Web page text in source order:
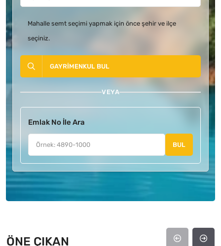
Mahalle semt seçimi yapmak için önce şehir ve ilçe
seçiniz.
GAYRIMENKUL BUL
VEYA
Emlak No İle Ara
BUL
ÖNE ÇIKAN